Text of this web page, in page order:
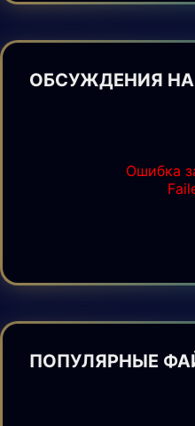
ОБСУЖДЕНИЯ
Ошибка
ПОПУЛЯРНЫЕ